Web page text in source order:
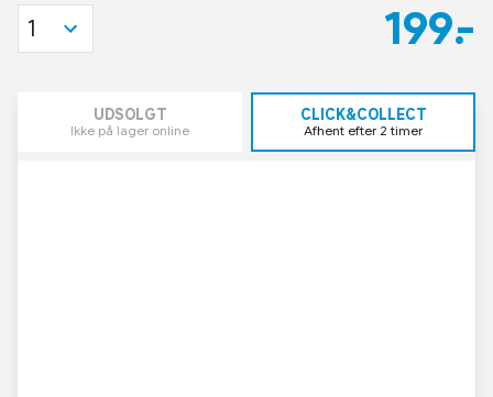
199,-
1
UDSOLGT
Ikke på lager online
CLICK&COLLECT
Afhent efter 2 timer